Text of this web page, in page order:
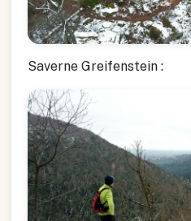
Saverne Greifenstein :